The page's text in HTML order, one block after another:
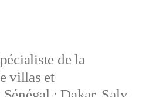
de la
villas et